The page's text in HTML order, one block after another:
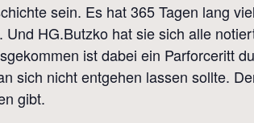
sein. Es hat 365 Tagen lang
HG.Butzko hat sie sich alle
ist dabei ein Parforceritt
sich nicht entgehen lassen sollte.
gibt.